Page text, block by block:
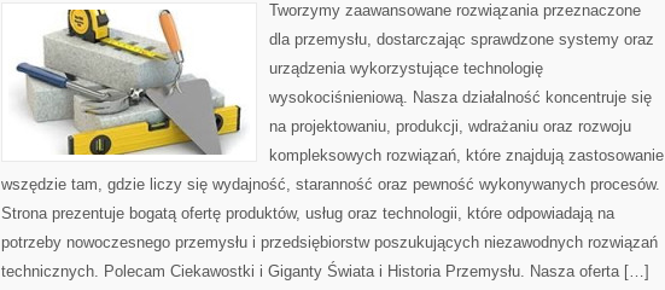
ŚWIATA
Tworzymy zaawansowane rozwiązania przeznaczone
dla przemysłu, dostarczając sprawdzone systemy oraz
urządzenia wykorzystujące technologię
wysokociśnieniową. Nasza działalność koncentruje się
na projektowaniu, produkcji, wdrażaniu oraz rozwoju
kompleksowych rozwiązań, które znajdują zastosowanie
wszędzie tam, gdzie liczy się wydajność, staranność oraz pewność wykonywanych procesów.
Strona prezentuje bogatą ofertę produktów, usług oraz technologii, które odpowiadają na
potrzeby nowoczesnego przemysłu i przedsiębiorstw poszukujących niezawodnych rozwiązań
technicznych. Polecam Ciekawostki i Giganty Świata i Historia Przemysłu. Nasza oferta […]